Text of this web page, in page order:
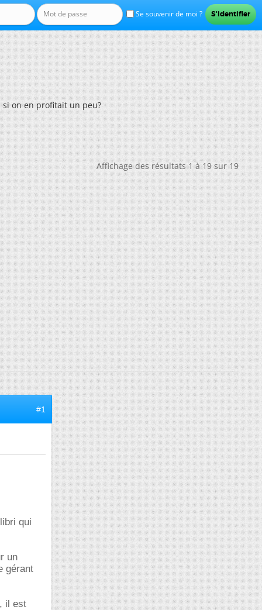
Se souvenir de moi ?
si on en profitait un peu?
Affichage des résultats 1 à 19 sur 19
#1
qui
un
gérant
il est